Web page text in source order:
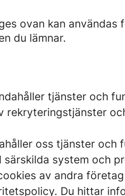
ovan kan användas
du lämnar.
tjänster och
oss tjänster och
system och
av andra
Du hittar